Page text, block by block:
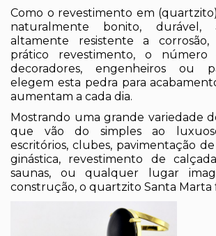
Como o revestimento em
naturalmente bonito, durável,
altamente resistente a
prático revestimento, o número
decoradores, engenheiros ou
elegem esta pedra para
aumentam a cada dia.
Mostrando uma grande variedade
que vão do simples ao
escritórios, clubes, pavimentação de
ginástica, revestimento de
saunas, ou qualquer lugar
construção, o quartzito Santa Marta